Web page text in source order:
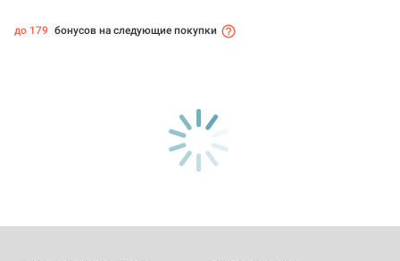
до 179 бонусов на следующие покупки